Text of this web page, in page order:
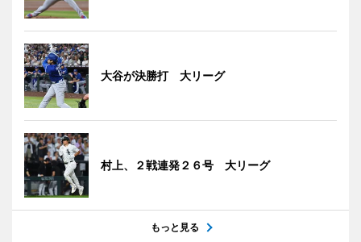
大谷が決勝打 大リーグ
村上、２戦連発２６号 大リーグ
もっと見る